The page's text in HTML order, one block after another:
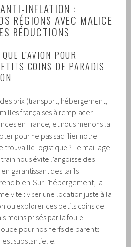
INFLATION :
RÉGIONS AVEC MALICE
RÉDUCTIONS
L’AVION POUR
COINS DE PARADIS
prix (transport, hébergement,
françaises à remplacer
en France, et nous menons la
pour ne pas sacrifier notre
trouvaille logistique ? Le maillage
nous évite l’angoisse des
garantissant des tarifs
bien. Sur l’hébergement, la
vite : viser une location juste à la
ou explorer ces petits coins de
moins prisés par la foule.
pour nos nerfs de parents
substantielle.